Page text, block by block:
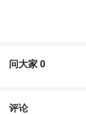
问大家0
评论